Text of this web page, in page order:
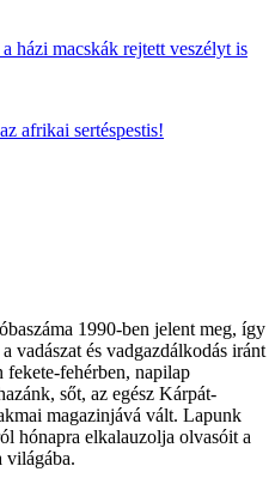
házi macskák rejtett veszélyt is
afrikai sertéspestis!
1990-ben jelent meg, így
vadászat és vadgazdálkodás iránt
fekete-fehérben, napilap
sőt, az egész Kárpát-
magazinjává vált. Lapunk
hónapra elkalauzolja olvasóit a
világába.